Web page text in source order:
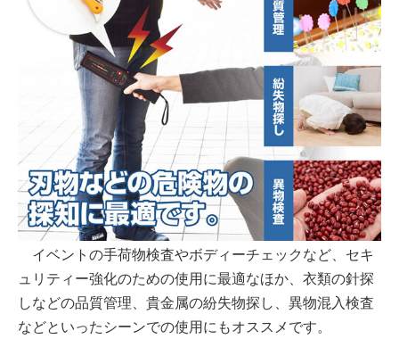
イベントの手荷物検査やボディーチェックなど、セキ
ュリティー強化のための使用に最適なほか、衣類の針探
しなどの品質管理、貴金属の紛失物探し、異物混入検査
などといったシーンでの使用にもオススメです。